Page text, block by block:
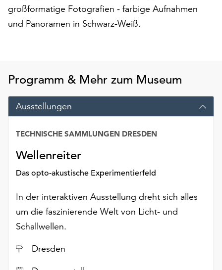
Einverständnis
weiterhin
die
verwendeten
Cookies
anpassen,
Sie
Einstellungen
über
Schaltfläche
„Auswählen“.
Weitere
Informationen
finden
Sie
großformatige Fotografien - farbige Aufnahmen
und Panoramen in Schwarz-Weiß.
Programm & Mehr zum Museum
Ausstellungen
Wellenreiter
Das opto-akustische Experimentierfeld
TECHNISCHE SAMMLUNGEN DRESDEN
In der interaktiven Ausstellung dreht sich alles
um die faszinierende Welt von Licht- und
Schallwellen.
Ort
Dresden
Datum